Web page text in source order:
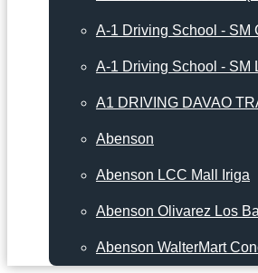
A-1 Driving School - SM
A-1 Driving School - SM
A1 DRIVING DAVAO
Abenson
Abenson LCC Mall Iriga
Abenson Olivarez Los
Abenson WalterMart